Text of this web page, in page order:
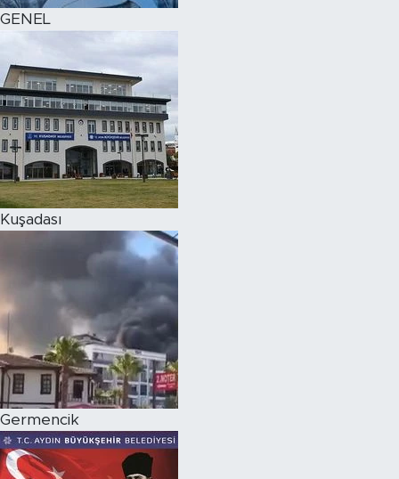
GENEL
Kuşadası
Germencik